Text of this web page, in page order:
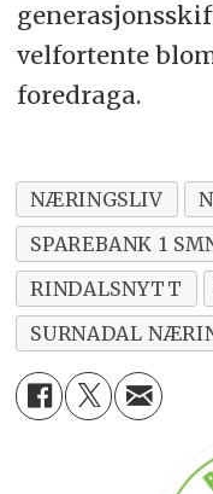
velfortente
foredraga.
NÆRINGSLIV
SPAREBANK 1
RINDALSNYTT
SURNADAL